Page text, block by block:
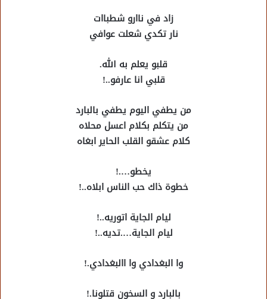
زاد في ناارو شطباات
نار تكدي شعلت عوافي
قلبو يعلم به الله.
قلبي انا عارفو..!
من يطفي اليوم يطفي بالبارد
من يتكلم بكلام اعسل محلاه
كلام عشقو القلب الحاير ابغاه
يخطو….!
خطوة ذاك حب الناس ابلاه..!
ليام الجاية اتوريه..!
ليام الجاية….تديه..!
وا البغدادي وا االبغدادي.!
بالبارد و السخون قتلونا.!